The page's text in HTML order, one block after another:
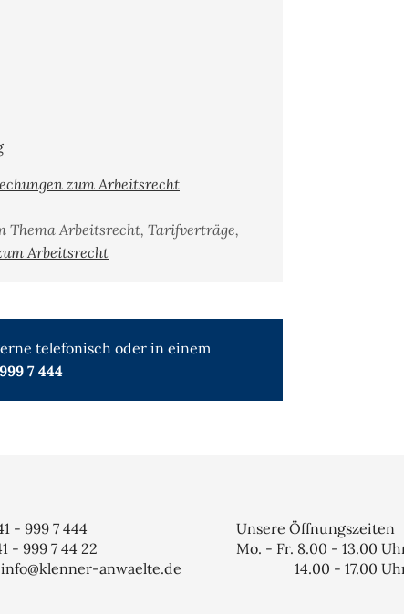
zum Arbeitsrecht
Arbeitsrecht, Tarifverträge,
Arbeitsrecht
telefonisch oder in einem
7 444
- 999 7 444
- 999 7 44 22
anwaelte.de
Unsere Öffnungszeiten
Mo. - Fr. 8.00 - 13.00
14.00 - 17.00